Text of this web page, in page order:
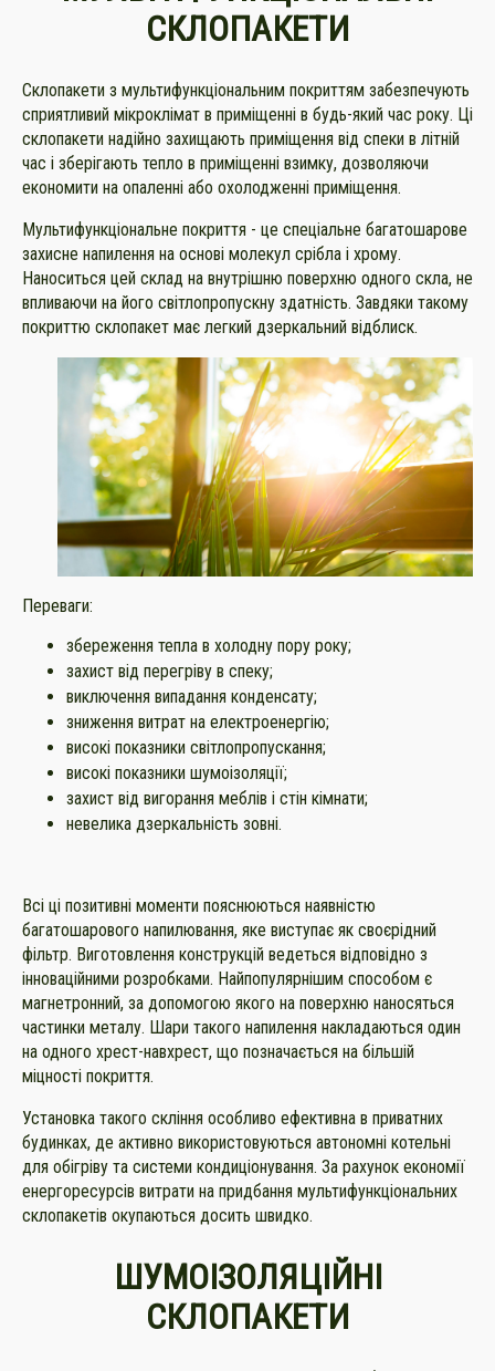
СКЛОПАКЕТИ
Склопакети з мультифункціональним покриттям забезпечують
сприятливий мікроклімат в приміщенні в будь-який час року. Ці
склопакети надійно захищають приміщення від спеки в літній
час і зберігають тепло в приміщенні взимку, дозволяючи
економити на опаленні або охолодженні приміщення.
Мультифункціональне покриття - це спеціальне багатошарове
захисне напилення на основі молекул срібла і хрому.
Наноситься цей склад на внутрішню поверхню одного скла, не
впливаючи на його світлопропускну здатність. Завдяки такому
покриттю склопакет має легкий дзеркальний відблиск.
Переваги:
збереження тепла в холодну пору року;
захист від перегріву в спеку;
виключення випадання конденсату;
зниження витрат на електроенергію;
високі показники світлопропускання;
високі показники шумоізоляції;
захист від вигорання меблів і стін кімнати;
невелика дзеркальність зовні.
Всі ці позитивні моменти пояснюються наявністю
багатошарового напилювання, яке виступає як своєрідний
фільтр. Виготовлення конструкцій ведеться відповідно з
інноваційними розробками. Найпопулярнішим способом є
магнетронний, за допомогою якого на поверхню наносяться
частинки металу. Шари такого напилення накладаються один
на одного хрест-навхрест, що позначається на більшій
міцності покриття.
Установка такого скління особливо ефективна в приватних
будинках, де активно використовуються автономні котельні
для обігріву та системи кондиціонування. За рахунок економії
енергоресурсів витрати на придбання мультифункціональних
склопакетів окупаються досить швидко.
ШУМОІЗОЛЯЦІЙНІ
СКЛОПАКЕТИ